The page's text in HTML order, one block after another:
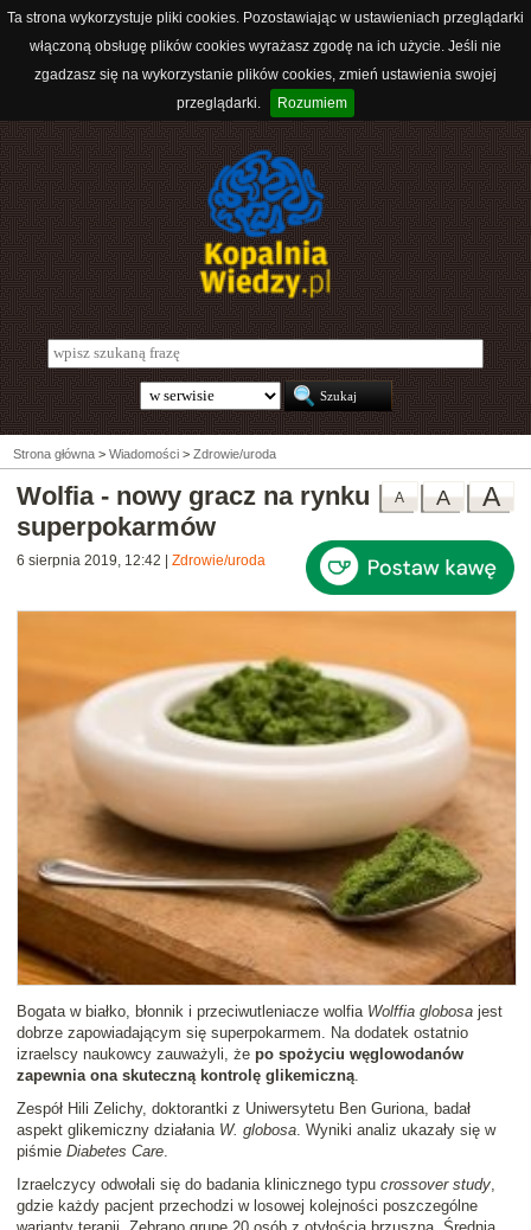
Ta strona wykorzystuje pliki cookies. Pozostawiając w ustawieniach przeglądarki
włączoną obsługę plików cookies wyrażasz zgodę na ich użycie. Jeśli nie
zgadzasz się na wykorzystanie plików cookies, zmień ustawienia swojej
przeglądarki.
Rozumiem
Strona główna > Wiadomości > Zdrowie/uroda
A
A
A
Wolfia - nowy gracz na rynku
superpokarmów
6 sierpnia 2019, 12:42 Zdrowie/uroda
Bogata w białko, błonnik i przeciwutleniacze wolfia Wolffia globosa jest
dobrze zapowiadającym się superpokarmem. Na dodatek ostatnio
izraelscy naukowcy zauważyli, że po spożyciu węglowodanów
zapewnia ona skuteczną kontrolę glikemiczną.
Zespół Hili Zelichy, doktorantki z Uniwersytetu Ben Guriona, badał
aspekt glikemiczny działania W. globosa. Wyniki analiz ukazały się w
piśmie Diabetes Care.
Izraelczycy odwołali się do badania klinicznego typu crossover study,
gdzie każdy pacjent przechodzi w losowej kolejności poszczególne